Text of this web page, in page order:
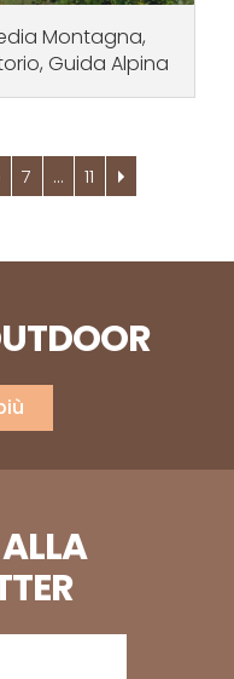
Montagna,
Guida Alpina
7 … 11